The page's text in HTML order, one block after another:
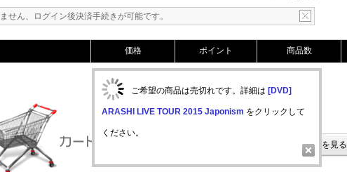
ご希望の商品は売切れです。詳細は [DVD]
ARASHI LIVE TOUR 2015 Japonism をクリックして
ください。
せん、ログイン後決済手続きが可能です。
価格 ポイント 商品数
注文を見る